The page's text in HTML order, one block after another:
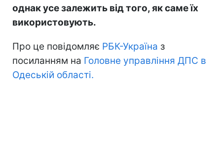
однак усе залежить від того, як саме їх
використовують.
Про це повідомляє РБК-Україна з
посиланням на Головне управління ДПС в
Одеській області.